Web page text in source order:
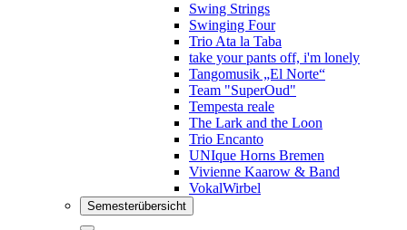
Swing Strings
Swinging Four
Trio Ata la Taba
take your pants off, i'm lonely
Tangomusik „El Norte“
Team "SuperOud"
Tempesta reale
The Lark and the Loon
Trio Encanto
UNIque Horns Bremen
Vivienne Kaarow & Band
VokalWirbel
Semesterübersicht